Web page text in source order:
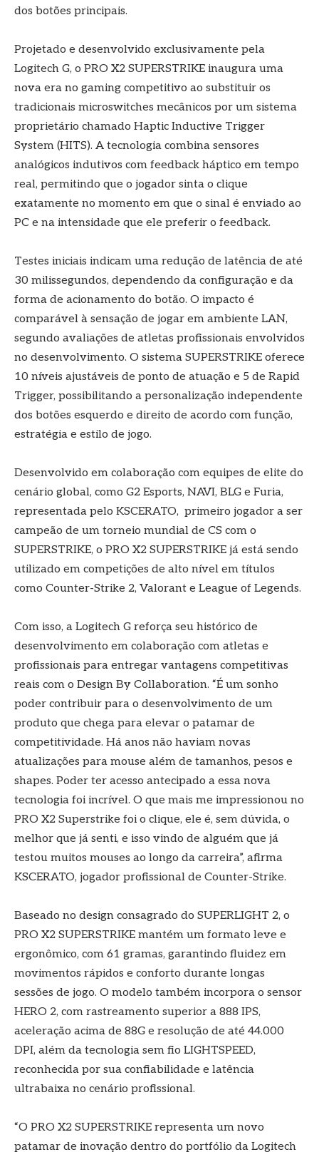
dos botões principais.
Projetado e desenvolvido exclusivamente pela
Logitech G, o PRO X2 SUPERSTRIKE inaugura uma
nova era no gaming competitivo ao substituir os
tradicionais microswitches mecânicos por um sistema
proprietário chamado Haptic Inductive Trigger
System (HITS). A tecnologia combina sensores
analógicos indutivos com feedback háptico em tempo
real, permitindo que o jogador sinta o clique
exatamente no momento em que o sinal é enviado ao
PC e na intensidade que ele preferir o feedback.
Testes iniciais indicam uma redução de latência de até
30 milissegundos, dependendo da configuração e da
forma de acionamento do botão. O impacto é
comparável à sensação de jogar em ambiente LAN,
segundo avaliações de atletas profissionais envolvidos
no desenvolvimento. O sistema SUPERSTRIKE oferece
10 níveis ajustáveis de ponto de atuação e 5 de Rapid
Trigger, possibilitando a personalização independente
dos botões esquerdo e direito de acordo com função,
estratégia e estilo de jogo.
Desenvolvido em colaboração com equipes de elite do
cenário global, como G2 Esports, NAVI, BLG e Furia,
representada pelo KSCERATO, ​​ primeiro jogador a ser
campeão de um torneio mundial de CS com o
SUPERSTRIKE, o PRO X2 SUPERSTRIKE já está sendo
utilizado em competições de alto nível em títulos
como Counter-Strike 2, Valorant e League of Legends.
Com isso, a Logitech G reforça seu histórico de
desenvolvimento em colaboração com atletas e
profissionais para entregar vantagens competitivas
reais com o Design By Collaboration. “É um sonho
poder contribuir para o desenvolvimento de um
produto que chega para elevar o patamar de
competitividade. Há anos não haviam novas
atualizações para mouse além de tamanhos, pesos e
shapes. Poder ter acesso antecipado a essa nova
tecnologia foi incrível. O que mais me impressionou no
PRO X2 Superstrike foi o clique, ele é, sem dúvida, o
melhor que já senti, e isso vindo de alguém que já
testou muitos mouses ao longo da carreira”, afirma
KSCERATO, jogador profissional de Counter-Strike.
Baseado no design consagrado do SUPERLIGHT 2, o
PRO X2 SUPERSTRIKE mantém um formato leve e
ergonômico, com 61 gramas, garantindo fluidez em
movimentos rápidos e conforto durante longas
sessões de jogo. O modelo também incorpora o sensor
HERO 2, com rastreamento superior a 888 IPS,
aceleração acima de 88G e resolução de até 44.000
DPI, além da tecnologia sem fio LIGHTSPEED,
reconhecida por sua confiabilidade e latência
ultrabaixa no cenário profissional.
“O PRO X2 SUPERSTRIKE representa um novo
patamar de inovação dentro do portfólio da Logitech